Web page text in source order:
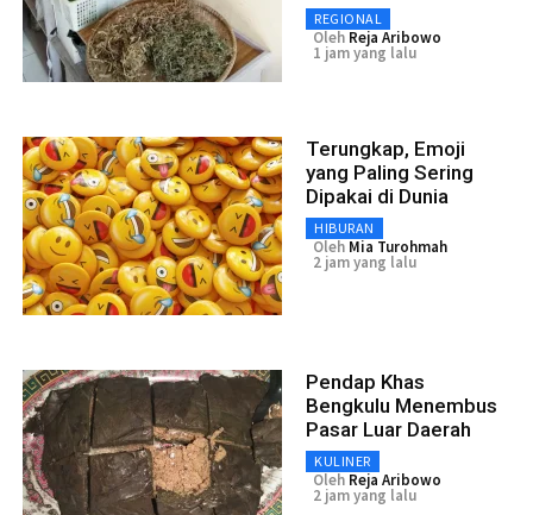
REGIONAL
Oleh Reja Aribowo
1 jam yang lalu
Terungkap, Emoji
yang Paling Sering
Dipakai di Dunia
HIBURAN
Oleh Mia Turohmah
2 jam yang lalu
Pendap Khas
Bengkulu Menembus
Pasar Luar Daerah
KULINER
Oleh Reja Aribowo
2 jam yang lalu